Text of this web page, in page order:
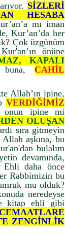
SİZLERİ
HESABA
mı iman
Kur’an’da her
Çok üzgünüm
önüne
KAPALI
buna,CAHİL
Allah’ın ipine,
VERDİĞİMİZ
onun ipine mi
OLUŞAN
sıra gitmeyin
aşkına, bu
bulalım
devamında,
Ehli daha önce
Rabbimizin bu
mu olduk?
neredeyse
kitap ehli gibi
ZENGİNLİK